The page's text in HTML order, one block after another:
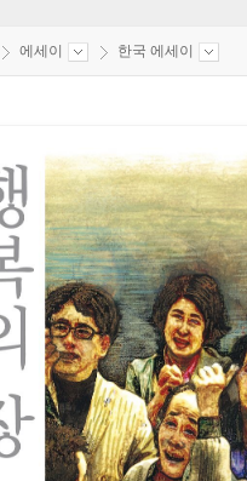
에세이 한국 에세이